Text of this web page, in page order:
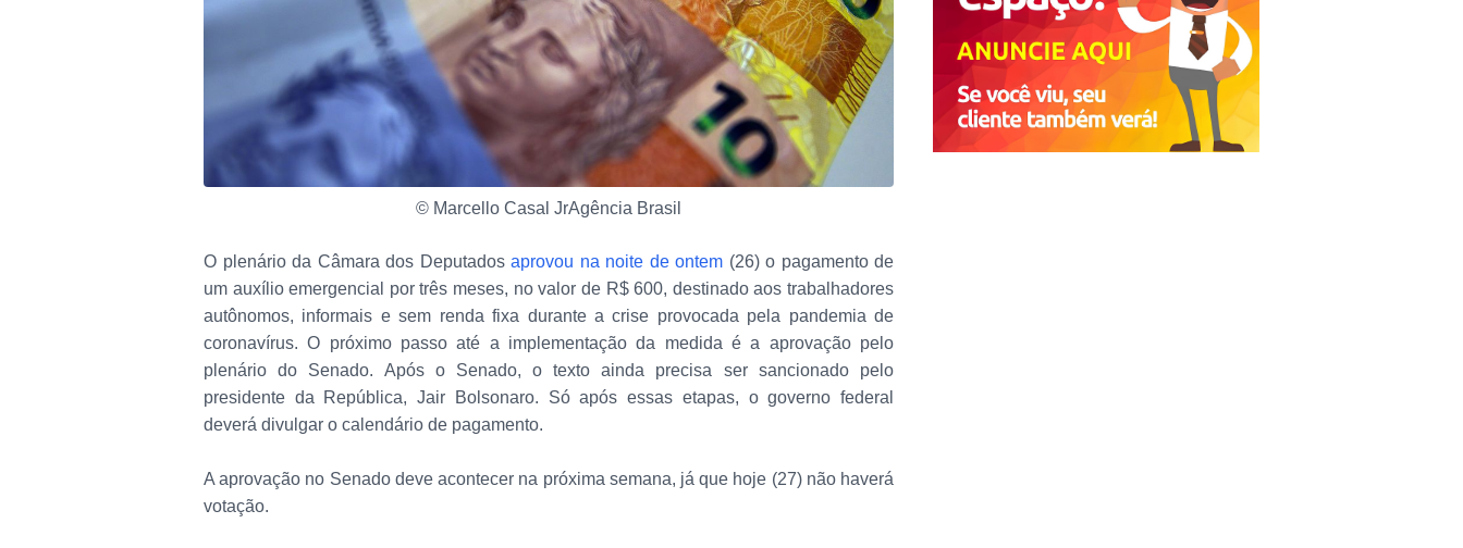
© Marcello Casal JrAgência Brasil
O plenário da Câmara dos Deputados aprovou na noite de ontem (26) o pagamento de
um auxílio emergencial por três meses, no valor de R$ 600, destinado aos trabalhadores
autônomos, informais e sem renda fixa durante a crise provocada pela pandemia de
coronavírus. O próximo passo até a implementação da medida é a aprovação pelo
plenário do Senado. Após o Senado, o texto ainda precisa ser sancionado pelo
presidente da República, Jair Bolsonaro. Só após essas etapas, o governo federal
deverá divulgar o calendário de pagamento.
A aprovação no Senado deve acontecer na próxima semana, já que hoje (27) não haverá
votação.